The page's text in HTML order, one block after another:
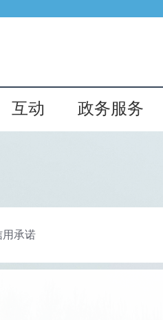
互动 政务服务
用承诺